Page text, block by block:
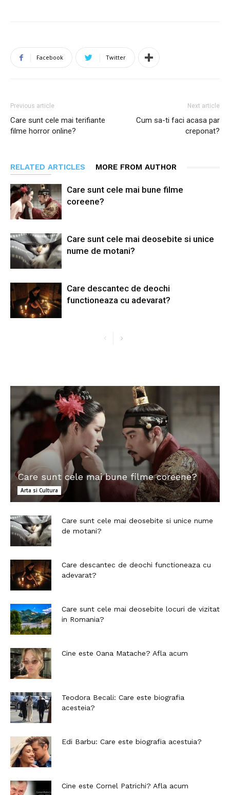
Facebook Twitter
Previous article
Care sunt cele mai terifiante
filme horror online?
Next article
Cum sa-ti faci acasa par
creponat?
RELATED ARTICLES MORE FROM AUTHOR
Care sunt cele mai bune filme
coreene?
Care sunt cele mai deosebite si unice
nume de motani?
Care descantec de deochi
functioneaza cu adevarat?
Care sunt cele mai bune filme coreene?
Arta si Cultura
Care sunt cele mai deosebite si unice nume
de motani?
Care descantec de deochi functioneaza cu
adevarat?
Care sunt cele mai deosebite locuri de vizitat
in Romania?
Cine este Oana Matache? Afla acum
Teodora Becali: Care este biografia
acesteia?
Edi Barbu: Care este biografia acestuia?
Cine este Cornel Patrichi? Afla acum